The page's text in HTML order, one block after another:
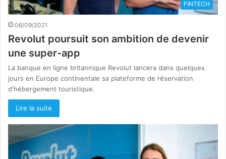
FINTECH
06/09/2021
Revolut poursuit son ambition de devenir
une super-app
La banque en ligne britannique Revolut lancera dans quelques
jours en Europe continentale sa plateforme de réservation
d'hébergement touristique.
Lire la suite